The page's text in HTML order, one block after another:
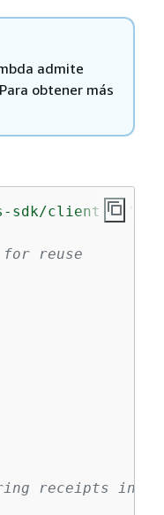
admite
obtener más
sdk/client-s3'
reuse
receipts in S3.